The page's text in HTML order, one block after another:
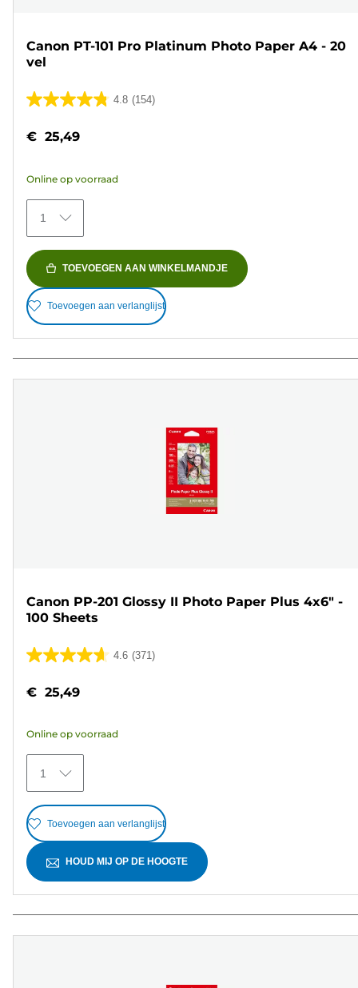
Canon PT-101 Pro Platinum Photo Paper A4 - 20
vel
4.8 (154)
4.8
de
sterren.
154
beoordelingen
€ 25,49
Online op voorraad
1
TOEVOEGEN AAN WINKELMANDJE
Toevoegen aan verlanglijst
Canon PP-201 Glossy II Photo Paper Plus 4x6" -
100 Sheets
4.6 (371)
4.6
de
sterren.
371
beoordelingen
€ 25,49
Online op voorraad
1
Toevoegen aan verlanglijst
HOUD MIJ OP DE HOOGTE